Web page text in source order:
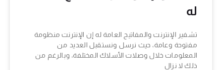
له
تشفير الإنترنت والمفاتيح العامة له إن الإنترنت منظومة
مفتوحة وعامة، حيث نرسل ونستقبل العديد من
المعلومات خلال وصلات الأسلاك المختلفة، وبالرغم من
ذلك لا نزال